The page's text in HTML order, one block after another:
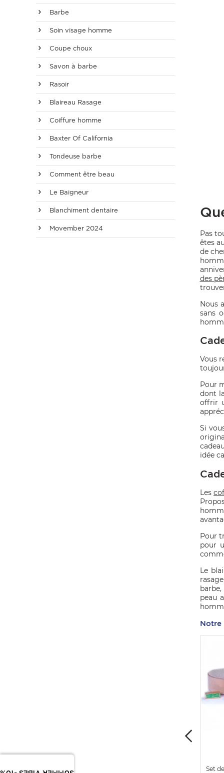
Barbe
Soin visage homme
Coupe choux
Savon à barbe
Rasoir
Blaireau Rasage
Coiffure homme
Baxter Of California
Tondeuse barbe
Comment être beau
Le Baigneur
Blanchiment dentaire
Movember 2024
Pas
êtes
de
des
Nous
sans
Vous
Pour
dont
offrir
Si
idée
Les
Pour
pour
Le
peau
Notre
Coffret rasage homme
Set